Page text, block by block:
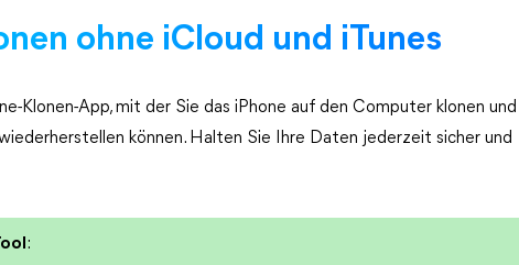
ohne iCloud und iTunes
Klonen-App, mit der Sie das iPhone auf den Computer klonen und
können. Halten Sie Ihre Daten jederzeit sicher und
: